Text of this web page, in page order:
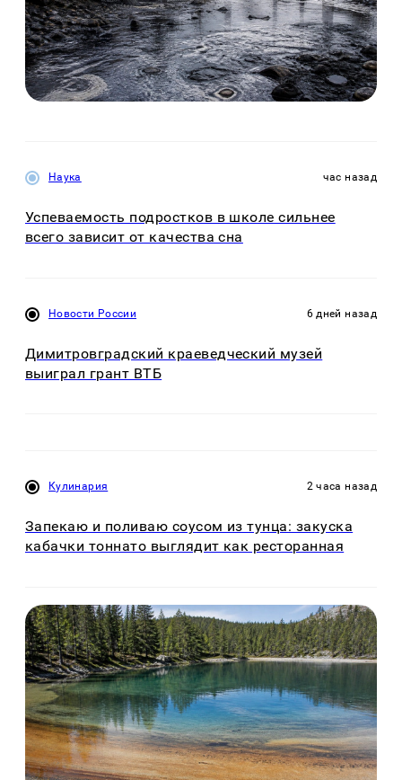
Наука час назад
Успеваемость подростков в школе сильнее
всего зависит от качества сна
Новости России 6 дней назад
Димитровградский краеведческий музей
выиграл грант ВТБ
Кулинария 2 часа назад
Запекаю и поливаю соусом из тунца: закуска
кабачки тоннато выглядит как ресторанная